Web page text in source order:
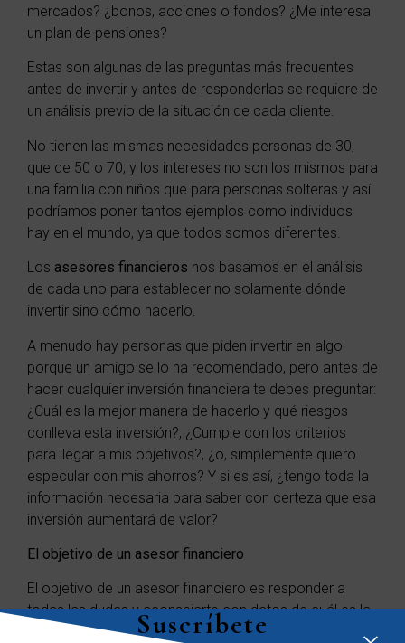
mercados? ¿bonos, acciones o fondos? ¿Me interesa
un plan de pensiones?
Estas son algunas de las preguntas más frecuentes
antes de invertir y antes de responderlas se requiere de
un análisis previo de la situación de cada cliente.
No tienen las mismas necesidades personas de 30,
que de 50 o 70; y los intereses no son los mismos para
una familia con niños que para personas solteras y así
podríamos poner tantos ejemplos como individuos
hay en el mundo, ya que todos somos diferentes.
Los asesores financieros nos basamos en el análisis
de cada uno para establecer no solamente dónde
invertir sino cómo hacerlo.
A menudo hay personas que piden invertir en algo
porque un amigo se lo ha recomendado, pero antes de
hacer cualquier inversión financiera te debes preguntar:
¿Cuál es la mejor manera de hacerlo y qué riesgos
conlleva esta inversión?, ¿Cumple con los criterios
para llegar a mis objetivos?, ¿o, simplemente quiero
especular con mis ahorros? Y si es así, ¿tengo toda la
información necesaria para saber con certeza que esa
inversión aumentará de valor?
El objetivo de un asesor financiero
El objetivo de un asesor financiero es responder a
todas las dudas y aconsejarte con datos de cuál es la
mejor inversión. Sin duda alguna son muchas
Suscríbete